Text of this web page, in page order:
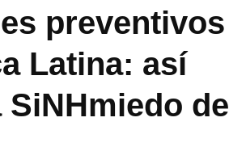
preventivos
Latina: así
de